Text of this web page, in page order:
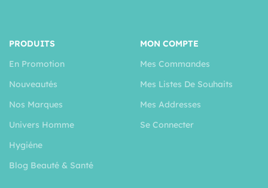
PRODUITS
En Promotion
Nouveautés
Nos Marques
Univers Homme
Hygiéne
Blog Beauté & Santé
MON COMPTE
Mes Commandes
Mes Listes De Souhaits
Mes Addresses
Se Connecter